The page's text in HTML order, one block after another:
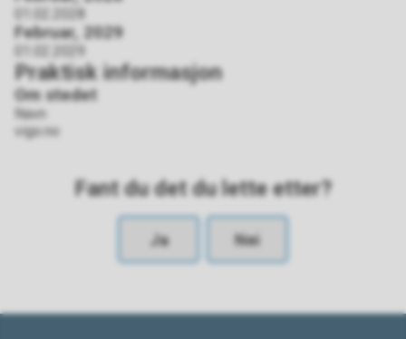
01.02.2028
Februar, 2029
Praktisk informasjon
Om stedet
Navn
vigo.no
Fant du det du lette etter?
Ja Nei